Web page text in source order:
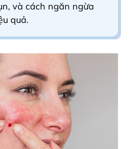
và cách ngăn ngừa
quả.